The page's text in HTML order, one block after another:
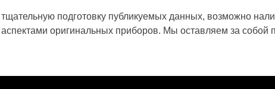
подготовку публикуемых данных, возможно
оригинальных приборов. Мы оставляем за собой